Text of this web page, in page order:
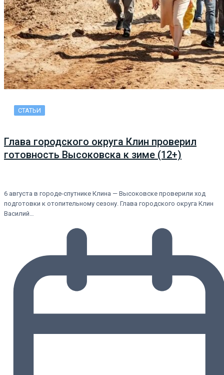
СТАТЬИ
Глава городского округа Клин проверил
готовность Высоковска к зиме (12+)
6 августа в городе-спутнике Клина — Высоковске проверили ход
подготовки к отопительному сезону. Глава городского округа Клин
Василий…